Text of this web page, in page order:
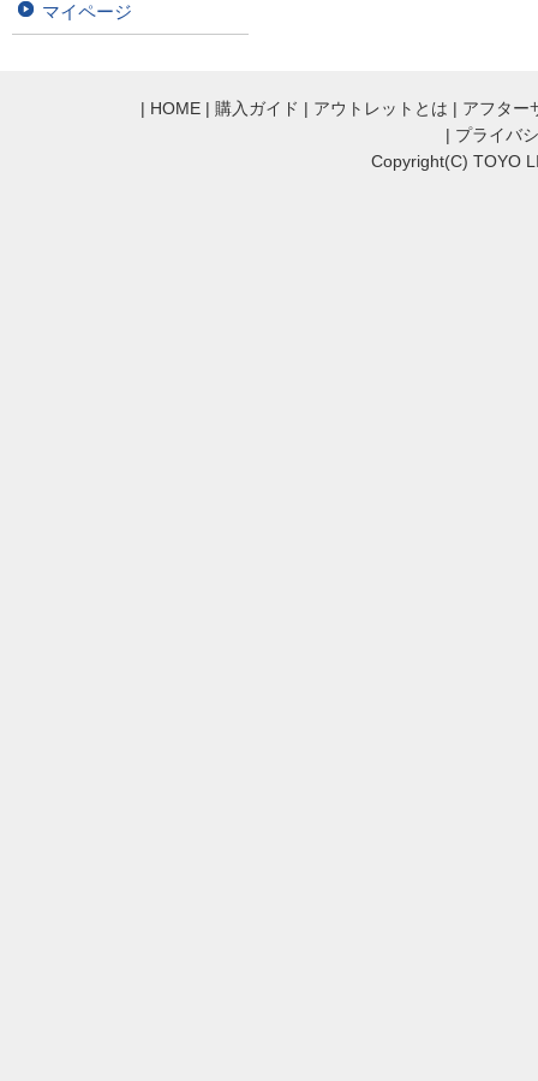
マイページ
| HOME | 購入ガイド | アウトレットとは | アフター
| プライバ
Copyright(C) TOYO